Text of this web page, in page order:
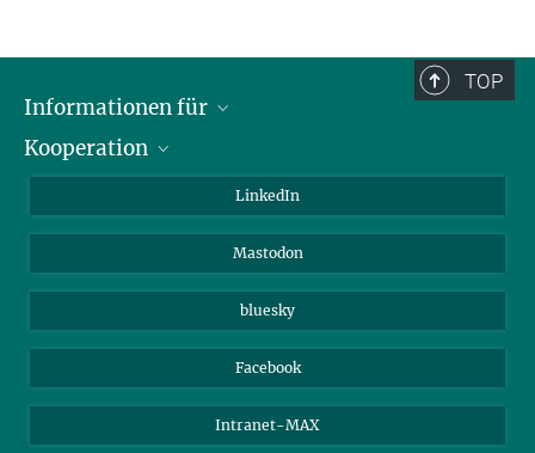
TOP
Informationen für
Journalisten
Kooperation
Beutenberg Campus e.V.
LinkedIn
Mastodon
bluesky
Facebook
Intranet-MAX